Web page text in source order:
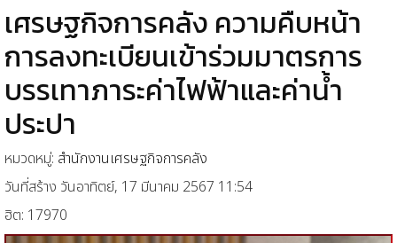
เศรษฐกิจการคลัง ความคืบหน้า
การลงทะเบียนเข้าร่วมมาตรการ
บรรเทาภาระค่าไฟฟ้าและค่าน้ำ
ประปา
หมวดหมู่: สำนักงานเศรษฐกิจการคลัง
วันที่สร้าง วันอาทิตย์, 17 มีนาคม 2567 11:54
ฮิต: 17970